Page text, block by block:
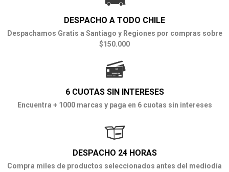
DESPACHO A TODO CHILE
Despachamos Gratis a Santiago y Regiones por compras sobre
$150.000
6 CUOTAS SIN INTERESES
Encuentra + 1000 marcas y paga en 6 cuotas sin intereses
DESPACHO 24 HORAS
Compra miles de productos seleccionados antes del mediodía